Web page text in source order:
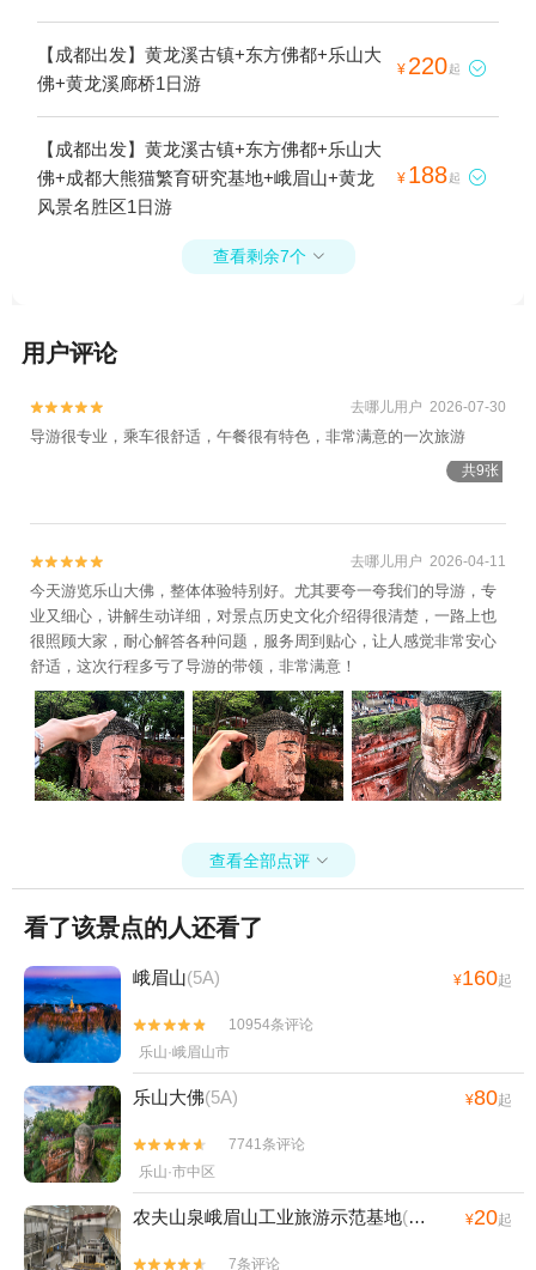
【成都出发】黄龙溪古镇+东方佛都+乐山大
佛+黄龙溪廊桥1日游
¥ 220起 
【成都出发】黄龙溪古镇+东方佛都+乐山大
佛+成都大熊猫繁育研究基地+峨眉山+黄龙
风景名胜区1日游
¥ 188起 
查看剩余7个 
用户评论

 去哪儿用户 2026-07-30
导游很专业，乘车很舒适，午餐很有特色，非常满意的一次旅游
共9张

 去哪儿用户 2026-04-11
今天游览乐山大佛，整体体验特别好。尤其要夸一夸我们的导游，专
业又细心，讲解生动详细，对景点历史文化介绍得很清楚，一路上也
很照顾大家，耐心解答各种问题，服务周到贴心，让人感觉非常安心
舒适，这次行程多亏了导游的带领，非常满意！
查看全部点评 
看了该景点的人还看了
峨眉山(5A) ¥160起


10954条评论
乐山·峨眉山市
乐山大佛(5A) ¥80起


7741条评论
乐山·市中区
农夫山泉峨眉山工业旅游示范基地(4A) ¥20起

 7条评论